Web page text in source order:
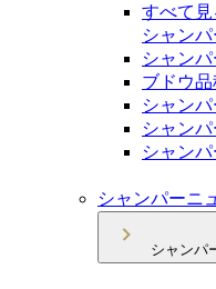
すべて見
シャン
シャン
ブドウ品
シャン
シャン
シャン
シャンパーニ
シャンパ